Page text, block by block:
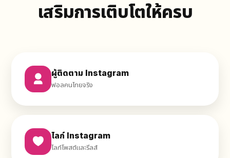
เสริมการเติบโตให้ครบ
ผู้ติดตาม Instagram
ฟอลคนไทยจริง
ไลก์ Instagram
ไลก์โพสต์และรีลส์